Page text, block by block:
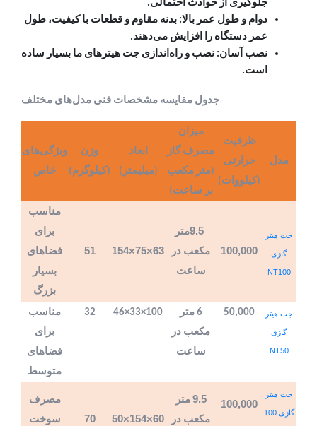
جلوگیری از حوادث احتمالی.
دوام و طول عمر بالا: بدنه مقاوم و قطعات با کیفیت، طول
عمر دستگاه را افزایش می‌دهند.
نصب آسان: نصب و راه‌اندازی جت هیترهای ما بسیار ساده
است.
جدول مقایسه مشخصات فنی مدل‌های مختلف
مدل
ظرفیت
حرارتی
(کیلووات)
میزان
مصرف گاز
(متر مکعب
بر ساعت)
ابعاد
(میلیمتر)
وزن
(کیلوگرم)
ویژگی‌های
خاص
جت هیتر
گازی
NT100
100,000
9.5متر
مکعب در
ساعت
154×75×63
51
مناسب
برای
فضاهای
بسیار
بزرگ
جت هیتر
گازی
NT50
50,000
6 متر
مکعب در
ساعت
100×33×46
32
مناسب
برای
فضاهای
متوسط
جت هیتر
گازی 100
100,000
9.5 متر
مکعب در
50×154×60
70
مصرف
سوخت